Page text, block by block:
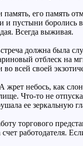
память, его
пустыни боролись
Всегда выживая.
должна была
отблеск на
во всей своей
жрет небось, как
Что-то не
ее зеркальную
торгового
работодателя.